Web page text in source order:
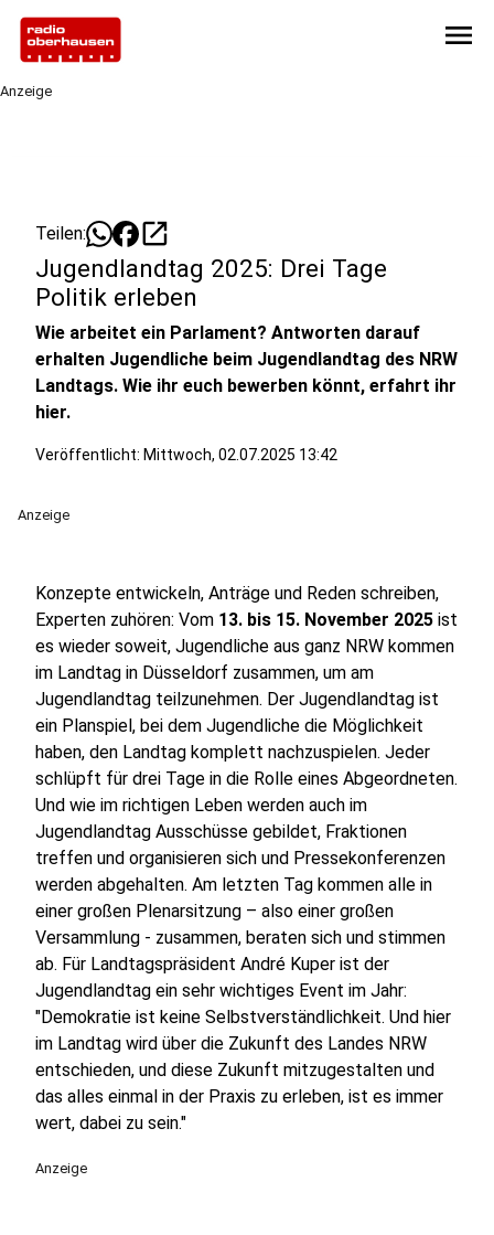
menu
Anzeige
Teilen: open_in_new
Jugendlandtag 2025: Drei Tage
Politik erleben
Wie arbeitet ein Parlament? Antworten darauf
erhalten Jugendliche beim Jugendlandtag des NRW
Landtags. Wie ihr euch bewerben könnt, erfahrt ihr
hier.
Veröffentlicht: Mittwoch, 02.07.2025 13:42
Anzeige
Konzepte entwickeln, Anträge und Reden schreiben,
Experten zuhören: Vom 13. bis 15. November 2025 ist
es wieder soweit, Jugendliche aus ganz NRW kommen
im Landtag in Düsseldorf zusammen, um am
Jugendlandtag teilzunehmen. Der Jugendlandtag ist
ein Planspiel, bei dem Jugendliche die Möglichkeit
haben, den Landtag komplett nachzuspielen. Jeder
schlüpft für drei Tage in die Rolle eines Abgeordneten.
Und wie im richtigen Leben werden auch im
Jugendlandtag Ausschüsse gebildet, Fraktionen
treffen und organisieren sich und Pressekonferenzen
werden abgehalten. Am letzten Tag kommen alle in
einer großen Plenarsitzung – also einer großen
Versammlung - zusammen, beraten sich und stimmen
ab. Für Landtagspräsident André Kuper ist der
Jugendlandtag ein sehr wichtiges Event im Jahr:
"Demokratie ist keine Selbstverständlichkeit. Und hier
im Landtag wird über die Zukunft des Landes NRW
entschieden, und diese Zukunft mitzugestalten und
das alles einmal in der Praxis zu erleben, ist es immer
wert, dabei zu sein."
Anzeige